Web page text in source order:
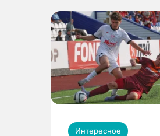
Интересное